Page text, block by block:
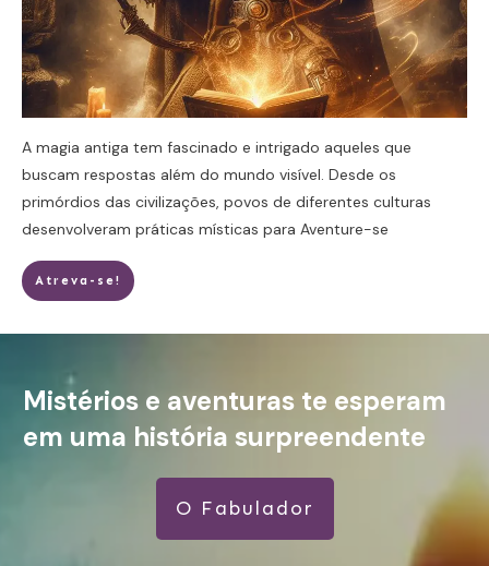
A magia antiga tem fascinado e intrigado aqueles que
buscam respostas além do mundo visível. Desde os
primórdios das civilizações, povos de diferentes culturas
desenvolveram práticas místicas para Aventure-se
Atreva-se!
Mistérios e aventuras te esperam
em uma história surpreendente
O Fabulador